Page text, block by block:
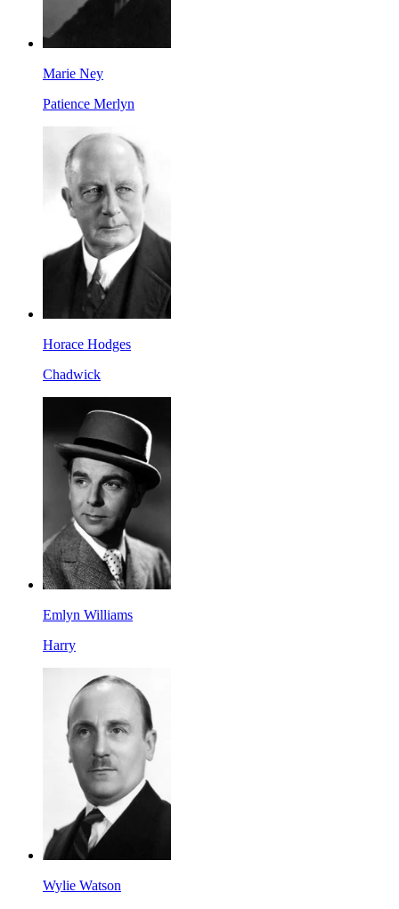
Marie Ney
Patience Merlyn
Horace Hodges
Chadwick
Emlyn Williams
Harry
Wylie Watson